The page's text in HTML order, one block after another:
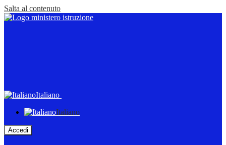
Salta al contenuto
Italiano
Italiano
Accedi